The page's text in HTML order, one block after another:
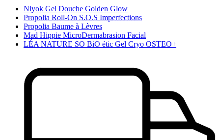
Niyok Gel Douche Golden Glow
Propolia Roll-On S.O.S Imperfections
Propolia Baume à Lèvres
Mad Hippie MicroDermabrasion Facial
LÉA NATURE SO BiO étic Gel Cryo OSTEO+